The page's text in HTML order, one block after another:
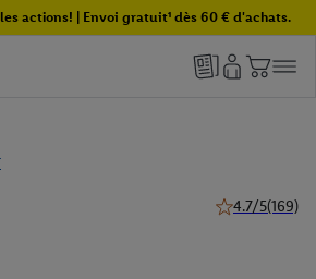
actions! | Envoi gratuit¹ dès 60 € d'achats.
4.7/5(169)